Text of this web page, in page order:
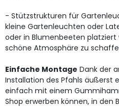
- Stützstrukturen für
kleine Gartenleuchten oder
oder in Blumenbeeten
schöne Atmosphäre zu
Einfache Montage Dank der
Installation des Pfahls äußerst
einfach mit einem
Shop erwerben können, in den